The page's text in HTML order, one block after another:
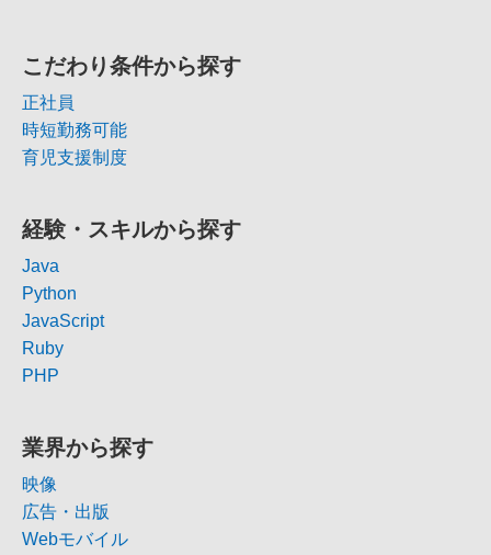
こだわり条件から探す
正社員
時短勤務可能
育児支援制度
経験・スキルから探す
Java
Python
JavaScript
Ruby
PHP
業界から探す
映像
広告・出版
Webモバイル